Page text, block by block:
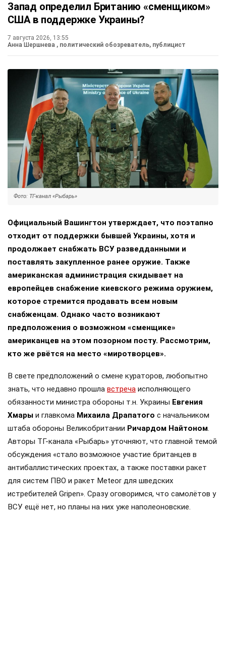
Запад определил Британию «сменщиком»
США в поддержке Украины?
7 августа 2026, 13:55
Анна Шершнева , политический обозреватель, публицист
Фото: ТГ-канал «Рыбарь»
Официальный Вашингтон утверждает, что поэтапно
отходит от поддержки бывшей Украины, хотя и
продолжает снабжать ВСУ разведданными и
поставлять закупленное ранее оружие. Также
американская администрация скидывает на
европейцев снабжение киевского режима оружием,
которое стремится продавать всем новым
снабженцам. Однако часто возникают
предположения о возможном «сменщике»
американцев на этом позорном посту. Рассмотрим,
кто же рвётся на место «миротворцев».
В свете предположений о смене кураторов, любопытно
знать, что недавно прошла встреча исполняющего
обязанности министра обороны т.н. Украины Евгения
Хмары и главкома Михаила Драпатого с начальником
штаба обороны Великобритании Ричардом Найтоном.
Авторы ТГ-канала «Рыбарь» уточняют, что главной темой
обсуждения «стало возможное участие британцев в
антибаллистических проектах, а также поставки ракет
для систем ПВО и ракет Meteor для шведских
истребителей Gripen». Сразу оговоримся, что самолётов у
ВСУ ещё нет, но планы на них уже наполеоновские.